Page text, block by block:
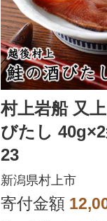
村上岩船 又
びたし
23
新潟県村上市
寄付金額